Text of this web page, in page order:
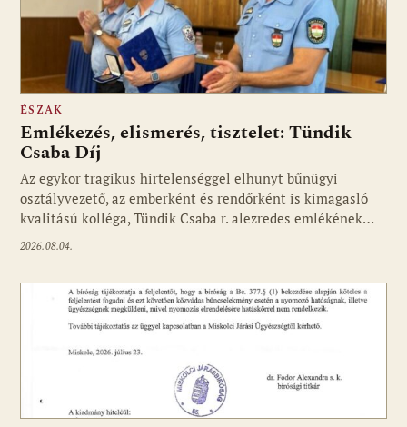
ÉSZAK
Emlékezés, elismerés, tisztelet: Tündik
Csaba Díj
Az egykor tragikus hirtelenséggel elhunyt bűnügyi
osztályvezető, az emberként és rendőrként is kimagasló
kvalitású kolléga, Tündik Csaba r. alezredes emlékének…
2026.08.04.